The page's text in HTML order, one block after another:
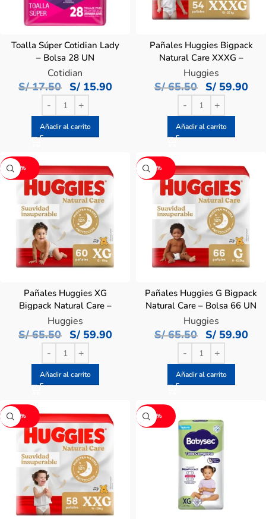
Toalla Súper Cotidian Lady
– Bolsa 28 UN
Cotidian
S/17.50 S/15.90
Añadir al carrito
Pañales Huggies Bigpack
Natural Care XXXG –
Paquete 54 UN
Huggies
S/65.50 S/59.90
Añadir al carrito
-9%
Pañales Huggies XG
Bigpack Natural Care –
Bolsa 60 UN
Huggies
S/65.50 S/59.90
Añadir al carrito
-9%
Pañales Huggies G Bigpack
Natural Care – Bolsa 66 UN
Huggies
S/65.50 S/59.90
Añadir al carrito
-9% -8%